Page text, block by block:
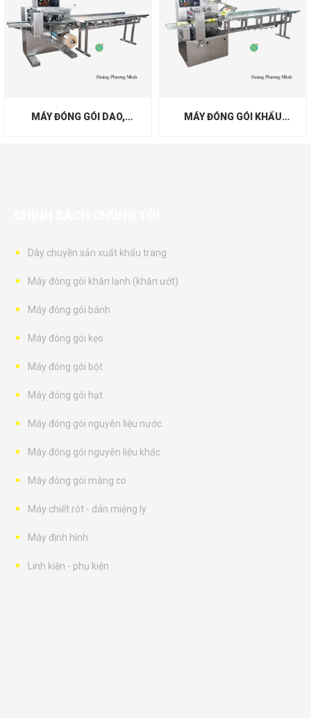
MÁY ĐÓNG GÓI DAO,
MÁY ĐÓNG GÓI KHẨU
Dây chuyền sản xuất khẩu trang
Máy đóng gói khăn lạnh (khăn ướt)
Máy đóng gói bánh
Máy đóng gói kẹo
Máy đóng gói bột
Máy đóng gói hạt
Máy đóng gói nguyên liệu nước
Máy đóng gói nguyên liệu khác
Máy đóng gói màng co
Máy chiết rót - dán miệng ly
Máy định hình
Linh kiện - phụ kiện